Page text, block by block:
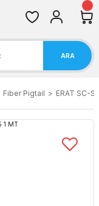
ARA
Fiber Pigtail ERAT SC-